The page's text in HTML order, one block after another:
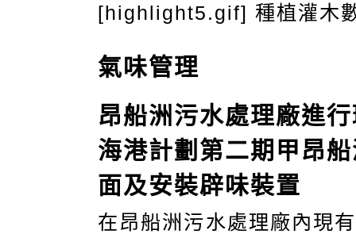
[highlight5.gif] 種植灌木
氣味管理
昂船洲污水處理廠進
海港計劃第二期甲昂
面及安裝辟味裝置
在昂船洲污水處理廠內現